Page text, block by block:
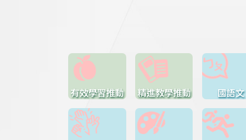
有效學習推動 精進教學推動 國語文